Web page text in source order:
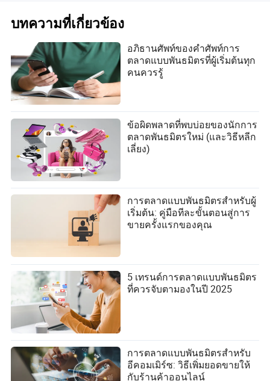
บทความที่เกี่ยวข้อง
อภิธานศัพท์ของคำศัพท์การ
ตลาดแบบพันธมิตรที่ผู้เริ่มต้นทุก
คนควรรู้
ข้อผิดพลาดที่พบบ่อยของนักการ
ตลาดพันธมิตรใหม่ (และวิธีหลีก
เลี่ยง)
การตลาดแบบพันธมิตรสำหรับผู้
เริ่มต้น: คู่มือทีละขั้นตอนสู่การ
ขายครั้งแรกของคุณ
5 เทรนด์การตลาดแบบพันธมิตร
ที่ควรจับตามองในปี 2025
การตลาดแบบพันธมิตรสำหรับ
อีคอมเมิร์ซ: วิธีเพิ่มยอดขายให้
กับร้านค้าออนไลน์